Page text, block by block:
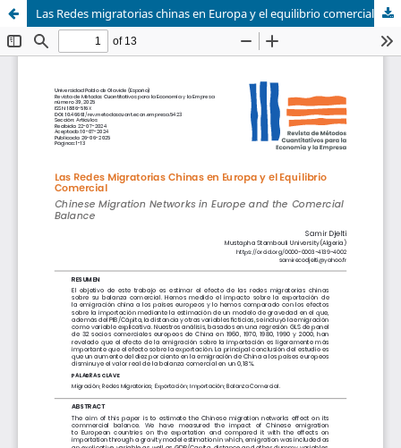
Las Redes migratorias chinas en Europa y el equilibrio comercial